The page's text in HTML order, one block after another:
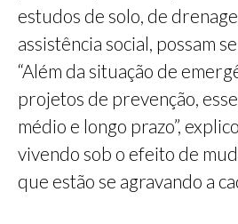
estudos de solo, de
assistência social, possam
“Além da situação de
projetos de prevenção,
médio e longo prazo”,
vivendo sob o efeito de
que estão se agravando a